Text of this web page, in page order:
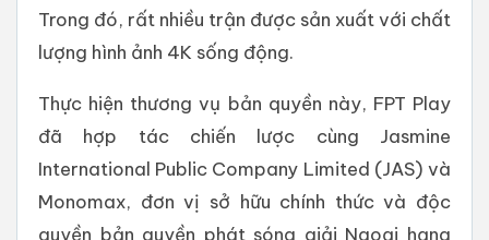
Trong đó, rất nhiều trận được sản xuất với chất
lượng hình ảnh 4K sống động.
Thực hiện thương vụ bản quyền này, FPT Play
đã hợp tác chiến lược cùng Jasmine
International Public Company Limited (JAS) và
Monomax, đơn vị sở hữu chính thức và độc
quyền bản quyền phát sóng giải Ngoại hạng